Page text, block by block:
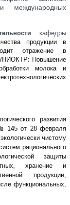
международных
кафедры
продукции в
отражение в
НИОКТР: Повышение
молока и
развития
145 от 28 февраля
чистому
рационального
защиты
хранение и
продукции,
функциональных,